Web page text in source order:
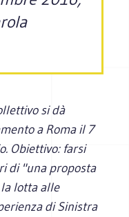
si dà
a Roma il 7
Obiettivo: farsi
di "una proposta
lotta alle
di Sinistra